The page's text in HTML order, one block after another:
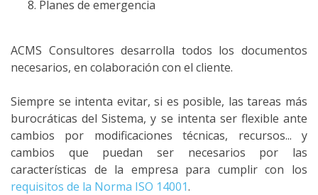
Planes de emergencia
ACMS Consultores desarrolla todos los documentos
necesarios, en colaboración con el cliente.
Siempre se intenta evitar, si es posible, las tareas más
burocráticas del Sistema, y se intenta ser flexible ante
cambios por modificaciones técnicas, recursos... y
cambios que puedan ser necesarios por las
características de la empresa para cumplir con los
requisitos de la Norma ISO 14001.